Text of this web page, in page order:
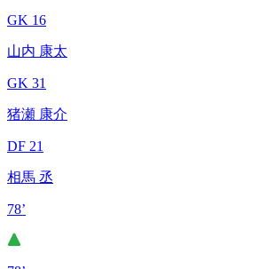
GK 16
山内 康太
GK 31
猪瀬 康介
DF 21
相馬 丞
78’